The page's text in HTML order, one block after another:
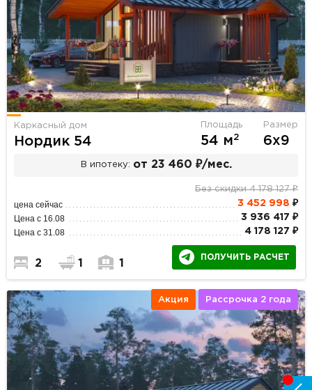
Каркасный дом
Нордик 54
Площадь
54 м2
Размер
6х9
В ипотеку: от 23 460 ₽/мес.
Без скидки 4 178 127 ₽
цена сейчас 3 452 998 ₽
Цена с 16.08 3 936 417 ₽
Цена с 31.08 4 178 127 ₽
2 1 1
ПОЛУЧИТЬ РАСЧЕТ
Акция Рассрочка 2 года